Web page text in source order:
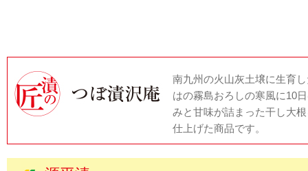
南九州の火山灰土壌に生育
はの霧島おろしの寒風に10
みと甘味が詰まった干し大
仕上げた商品です。